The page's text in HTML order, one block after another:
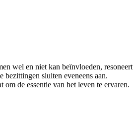
wel en niet kan beïnvloeden, resoneert
bezittingen sluiten eveneens aan.
de essentie van het leven te ervaren.